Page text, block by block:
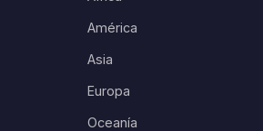
América
Asia
Europa
Oceanía